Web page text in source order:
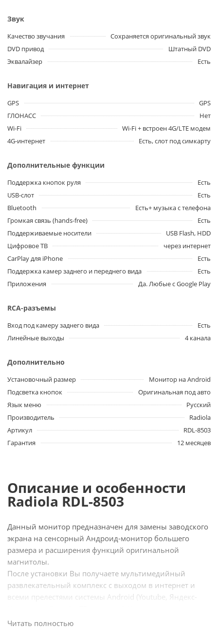
Звук
Качество звучания
Сохраняется оригинальный звук
DVD привод
Штатный DVD
Эквалайзер
Есть
Навигация и интернет
GPS
GPS
ГЛОНАСС
Нет
Wi-Fi
Wi-Fi + встроен 4G/LTE модем
4G-интернет
Есть, слот под симкарту
Дополнительные функции
Поддержка кнопок руля
Есть
USB-слот
Есть
Bluetooth
Есть+ музыка с телефона
Громкая связь (hands-free)
Есть
Поддерживаемые носители
USB Flash, HDD
Цифровое ТВ
через интернет
CarPlay для iPhone
Есть
Поддержка камер заднего и переднего вида
Есть
Приложения
Да. Любые с Google Play
RCA-разъемы
Вход под камеру заднего вида
Есть
Линейные выходы
4 канала
Дополнительно
Установочный размер
Монитор на Android
Подсветка кнопок
Оригинальная под авто
Язык меню
Русский
Производитель
Radiola
Артикул
RDL-8503
Гарантия
12 месяцев
Описание и особенности
Radiola RDL-8503
Данный монитор предназначен для замены заводского
экрана на сенсорный Андроид-монитор большего
размера и расширения функций оригинальной
магнитолы.
После установки Вы получаете мультимедийный
развлекательный комплекс с выходом в интернет и
всеми прелестями системы Android (Youtube, Яндекс-
Яндекс.навигатора с пробками и голосовым набором
Читать полностью